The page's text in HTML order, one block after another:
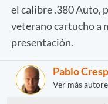
el calibre .380 Auto,
veterano cartucho a
presentación.
Pablo
Ver más